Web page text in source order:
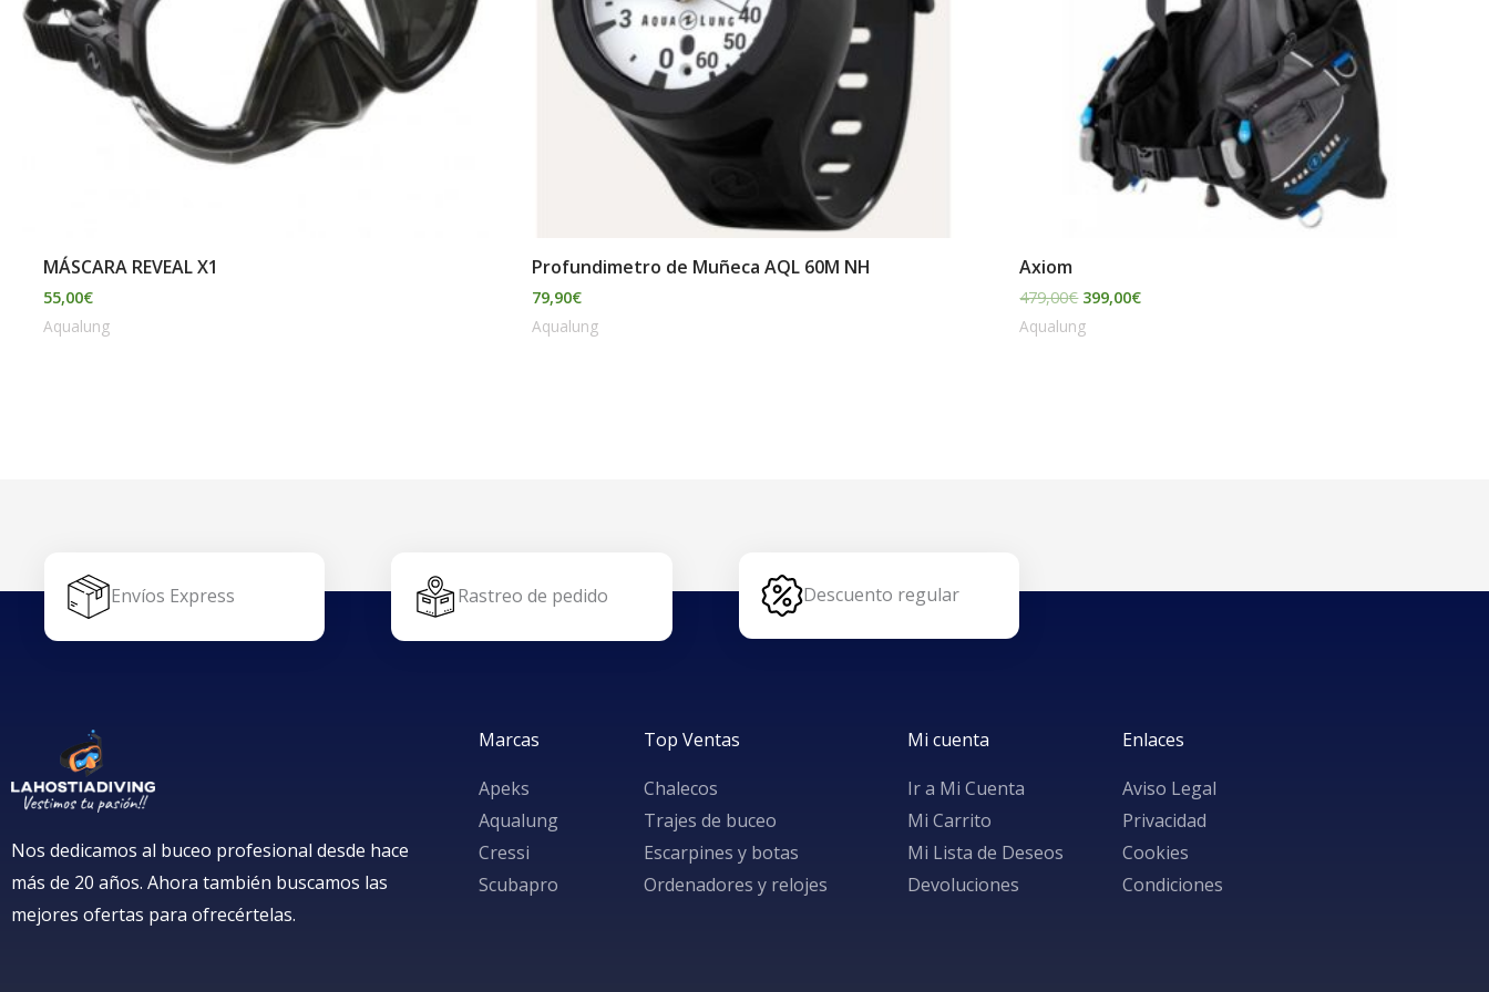
MÁSCARA REVEAL X1
55,00€
Aqualung
Profundimetro de Muñeca AQL 60M NH
79,90€
Aqualung
Axiom
479,00€ 399,00€
Aqualung
Envíos Express Rastreo de pedido Descuento regular
Nos dedicamos al buceo profesional desde hace
más de 20 años. Ahora también buscamos las
mejores ofertas para ofrecértelas.
Marcas
Apeks
Aqualung
Cressi
Scubapro
Top Ventas
Chalecos
Trajes de buceo
Escarpines y botas
Ordenadores y relojes
Mi cuenta
Ir a Mi Cuenta
Mi Carrito
Mi Lista de Deseos
Devoluciones
Enlaces
Aviso Legal
Privacidad
Cookies
Condiciones